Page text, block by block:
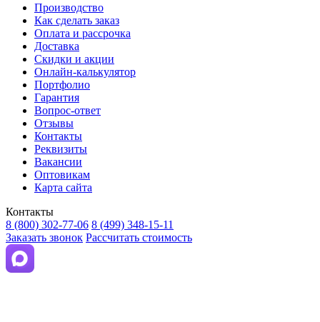
Производство
Как сделать заказ
Оплата и рассрочка
Доставка
Скидки и акции
Онлайн-калькулятор
Портфолио
Гарантия
Вопрос-ответ
Отзывы
Контакты
Реквизиты
Вакансии
Оптовикам
Карта сайта
Контакты
8 (800) 302-77-06 8 (499) 348-15-11
Заказать звонок Рассчитать стоимость